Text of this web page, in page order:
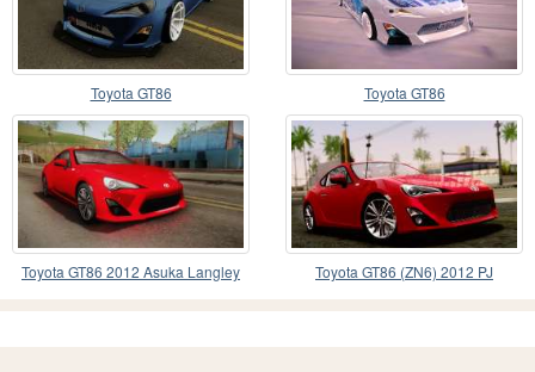
Toyota GT86 Toyota GT86
Toyota GT86 2012 Asuka Langley
Toyota GT86 (ZN6) 2012 PJ